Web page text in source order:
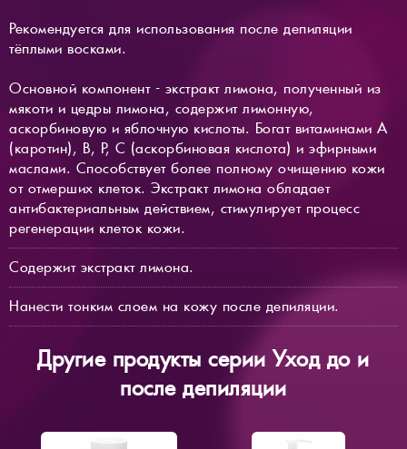
Рекомендуется для использования после депиляции
тёплыми восками.
Основной компонент - экстракт лимона, полученный из
мякоти и цедры лимона, содержит лимонную,
аскорбиновую и яблочную кислоты. Богат витаминами А
(каротин), В, Р, С (аскорбиновая кислота) и эфирными
маслами. Способствует более полному очищению кожи
от отмерших клеток. Экстракт лимона обладает
антибактериальным действием, стимулирует процесс
регенерации клеток кожи.
Содержит экстракт лимона.
Нанести тонким слоем на кожу после депиляции.
Другие продукты серии Уход до и
после депиляции